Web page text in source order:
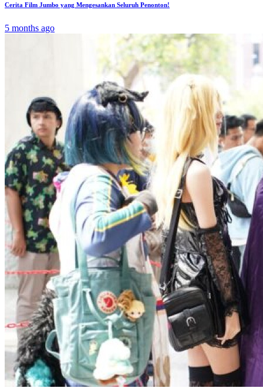
Cerita Film Jumbo yang Mengesankan Seluruh Penonton!
5 months ago